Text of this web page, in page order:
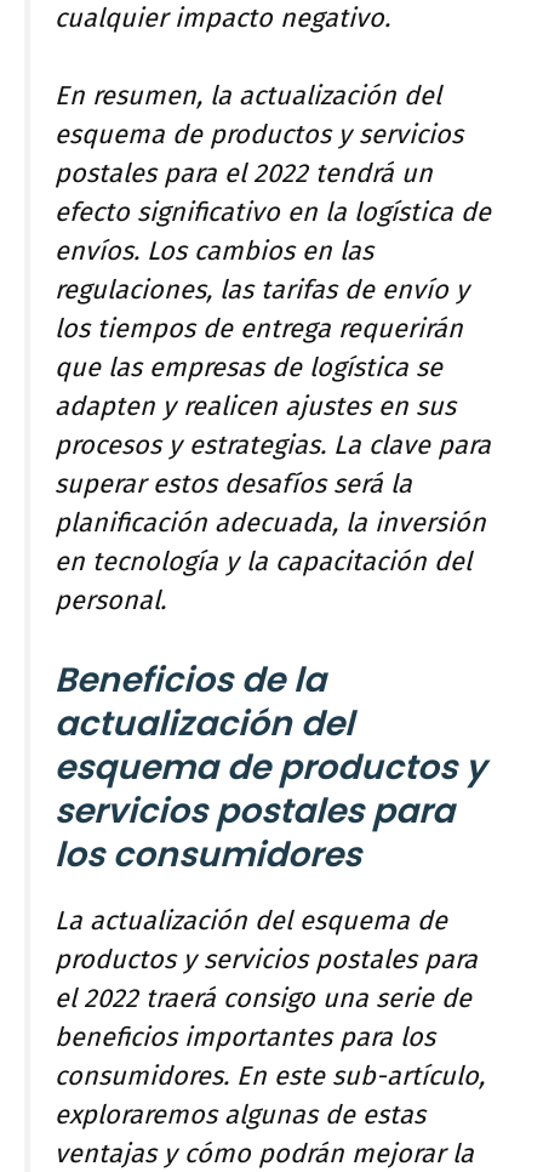
cualquier impacto negativo.
En resumen, la actualización del
esquema de productos y servicios
postales para el 2022 tendrá un
efecto significativo en la logística de
envíos. Los cambios en las
regulaciones, las tarifas de envío y
los tiempos de entrega requerirán
que las empresas de logística se
adapten y realicen ajustes en sus
procesos y estrategias. La clave para
superar estos desafíos será la
planificación adecuada, la inversión
en tecnología y la capacitación del
personal.
Beneficios de la
actualización del
esquema de productos y
servicios postales para
los consumidores
La actualización del esquema de
productos y servicios postales para
el 2022 traerá consigo una serie de
beneficios importantes para los
consumidores. En este sub-artículo,
exploraremos algunas de estas
ventajas y cómo podrán mejorar la